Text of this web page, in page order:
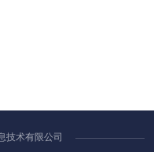
技术有限公司